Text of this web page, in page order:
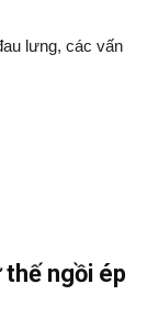
lưng, các vấn
ngồi ép